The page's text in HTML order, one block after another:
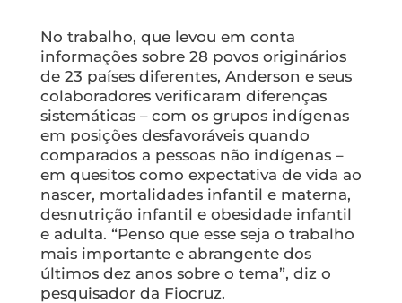
No trabalho, que levou em conta
informações sobre 28 povos originários
de 23 países diferentes, Anderson e seus
colaboradores verificaram diferenças
sistemáticas – com os grupos indígenas
em posições desfavoráveis quando
comparados a pessoas não indígenas –
em quesitos como expectativa de vida ao
nascer, mortalidades infantil e materna,
desnutrição infantil e obesidade infantil
e adulta. “Penso que esse seja o trabalho
mais importante e abrangente dos
últimos dez anos sobre o tema”, diz o
pesquisador da Fiocruz.